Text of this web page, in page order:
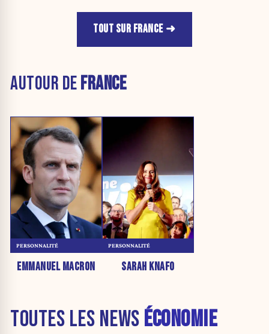
TOUT SUR FRANCE
AUTOUR DEFRANCE
EMMANUEL MACRON
PERSONNALITÉ
SARAH KNAFO
PERSONNALITÉ
TOUTES LES NEWS ÉCONOMIE